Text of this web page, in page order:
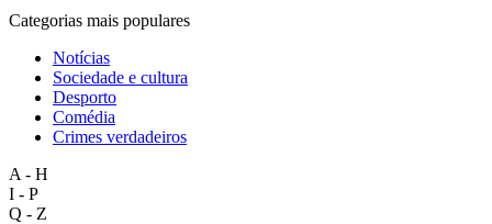
Categorias mais populares
Notícias
Sociedade e cultura
Desporto
Comédia
Crimes verdadeiros
A - H
I - P
Q - Z